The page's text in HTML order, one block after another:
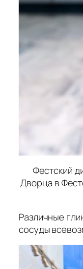
Фестский
Дворца в
Различные
сосуды